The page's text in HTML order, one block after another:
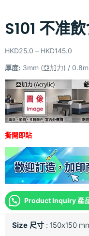
S101 不准
HKD25.0 – HKD145.0
厚度: 3mm (亞加力) /
撕開即貼
Product Inquiry 產
Size 尺寸 150x150